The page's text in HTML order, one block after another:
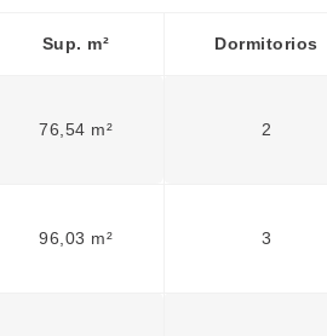
Sup. m² Dormitorios
76,54 m² 2
96,03 m² 3